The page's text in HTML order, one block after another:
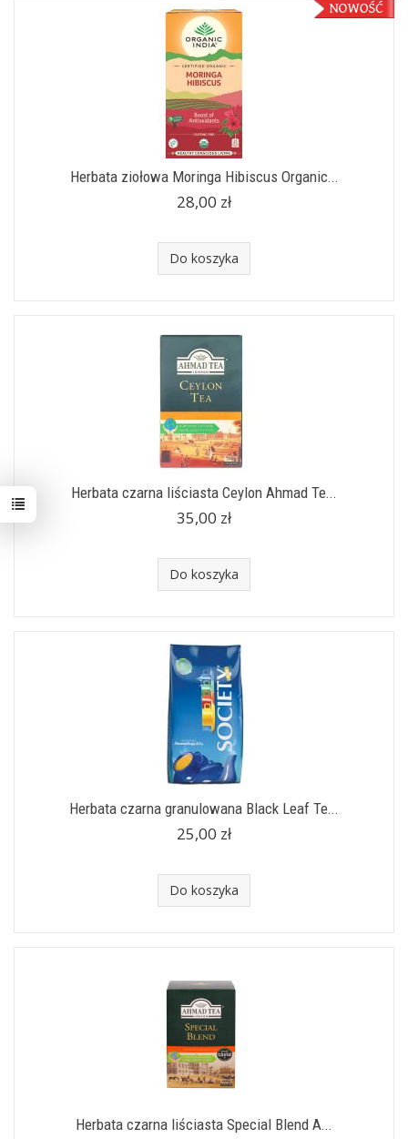
Herbata ziołowa Moringa Hibiscus Organic...
28,00 zł
Do koszyka
Herbata czarna liściasta Ceylon Ahmad Te...
35,00 zł
Do koszyka
Herbata czarna granulowana Black Leaf Te...
25,00 zł
Do koszyka
Herbata czarna liściasta Special Blend A...